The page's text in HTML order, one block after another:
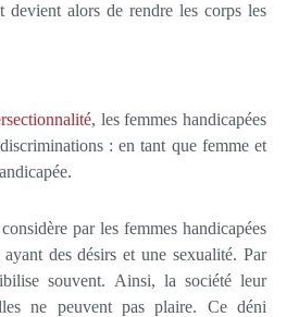
alors de rendre les corps les
, les femmes handicapées
: en tant que femme et
par les femmes handicapées
des désirs et une sexualité. Par
souvent. Ainsi, la société leur
ne peuvent pas plaire. Ce déni